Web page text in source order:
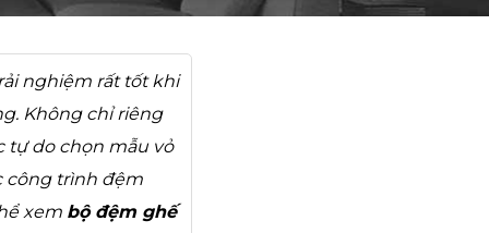
nghiệm rất tốt khi
Không chỉ riêng
tự do chọn mẫu vỏ
công trình đệm
xem bộ đệm ghế